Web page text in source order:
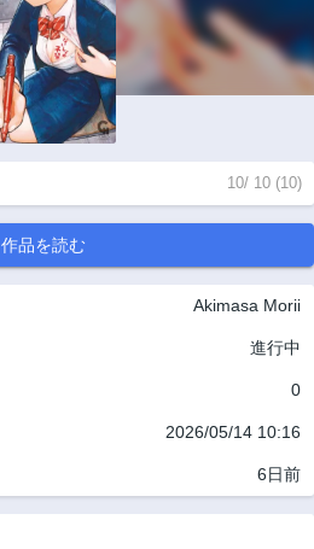
10/ 10 (10)
作品を読む
Akimasa Morii
進行中
0
2026/05/14 10:16
6日前